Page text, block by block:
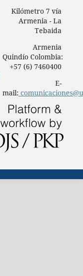
Kilómetro 7 vía
Armenia - La
Tebaida
Armenia
Quindío Colombia:
+57 (6) 7460400
E-
mail: